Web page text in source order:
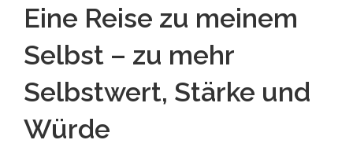
content
Eine Reise zu meinem
Selbst – zu mehr
Selbstwert, Stärke und
Würde